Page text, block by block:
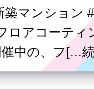
築マンション
ロアコーティ
催中の、フ[…